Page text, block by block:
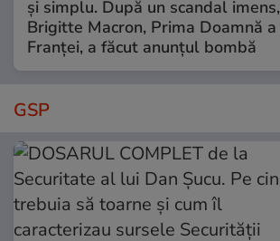
și simplu. După un scandal imens,
Brigitte Macron, Prima Doamnă a
Franței, a făcut anunțul bombă
GSP